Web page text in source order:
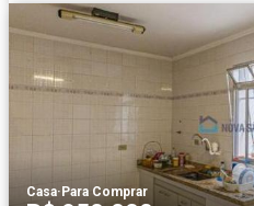
Casa· Para Comprar